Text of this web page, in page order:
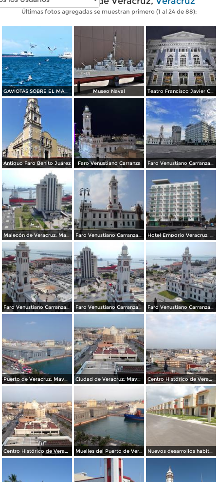
Últimas fotos agregadas se muestran primero (1 al 24 de 88):
GAVIOTAS SOBRE EL MAR AZUL DE VERACRUZ Museo Naval Teatro Francisco Javier Clavijero
Antiguo Faro Benito Juárez Faro Venustiano Carranza Faro Venustiano Carranza y Hotel Emporio
Malecón de Veracruz. Mayo/2018 Faro Venustiano Carranza. Mayo/2018 Hotel Emporio Veracruz. Mayo/2018
Faro Venustiano Carranza. Mayo/2018 Faro Venustiano Carranza y Museo Naval. Mayo/2018 Faro Venustiano Carranza. Mayo/2018
Puerto de Veracruz. Mayo/2018 Ciudad de Veracruz. Mayo/2018 Centro Histórico de Veracruz. Junio/2018
Centro Histórico de Veracruz. Junio/2018 Muelles del Puerto de Veracruz. Junio/2018 Nuevos desarrollos habitacionales cerca del aeropuerto. Agosto/2013